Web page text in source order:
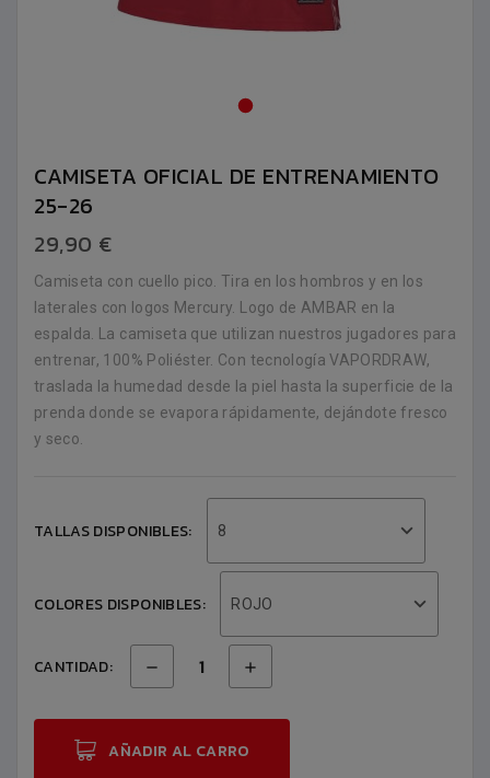
CAMISETA OFICIAL DE ENTRENAMIENTO
25-26
29,90 €
Camiseta con cuello pico. Tira en los hombros y en los
laterales con logos Mercury. Logo de AMBAR en la
espalda. La camiseta que utilizan nuestros jugadores para
entrenar, 100% Poliéster. Con tecnología VAPORDRAW,
traslada la humedad desde la piel hasta la superficie de la
prenda donde se evapora rápidamente, dejándote fresco
y seco.
TALLAS DISPONIBLES: 8
COLORES DISPONIBLES: ROJO
CANTIDAD:
AÑADIR AL CARRO